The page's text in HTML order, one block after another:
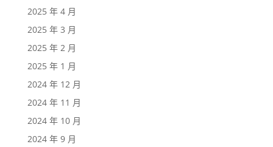
2025 年 4 月
2025 年 3 月
2025 年 2 月
2025 年 1 月
2024 年 12 月
2024 年 11 月
2024 年 10 月
2024 年 9 月